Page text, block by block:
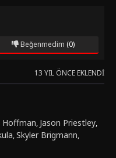
Beğenmedim (0)
13 YIL ÖNCE EKLENDI
Hoffman, Jason Priestley,
,Skyler Brigmann,